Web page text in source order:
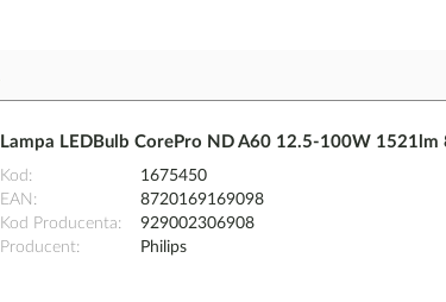
Lampa LEDBulb CorePro ND A60 12.5-100W
Kod
1675450
EAN
8720169169098
Kod Producenta
929002306908
Producent
Philips